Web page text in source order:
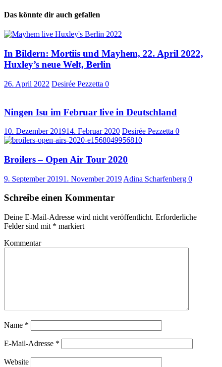
Das könnte dir auch gefallen
In Bildern: Mortiis und Mayhem, 22. April 2022,
Huxley’s neue Welt, Berlin
26. April 2022 Desirée Pezzetta 0
Ningen Isu im Februar live in Deutschland
10. Dezember 201914. Februar 2020 Desirée Pezzetta 0
Broilers – Open Air Tour 2020
9. September 20191. November 2019 Adina Scharfenberg 0
Schreibe einen Kommentar
Deine E-Mail-Adresse wird nicht veröffentlicht. Erforderliche
Felder sind mit * markiert
Kommentar
Name *
E-Mail-Adresse *
Website